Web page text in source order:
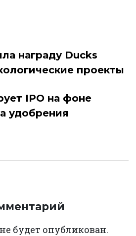
награду Ducks
проекты
IPO на фоне
удобрения
будет опубликован.